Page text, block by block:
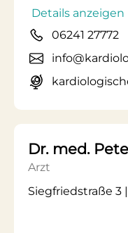
Details anzeigen
06241 27772
Dr. med.
Arzt
Siegfriedstraße 3